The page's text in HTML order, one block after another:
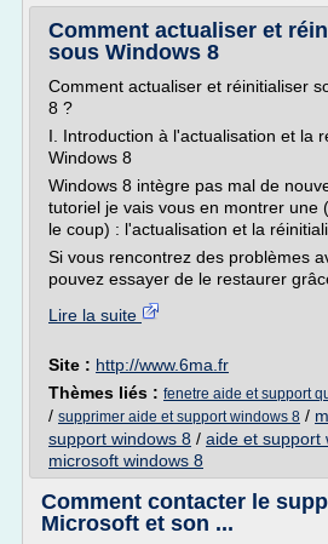
Comment actualiser et
sous Windows 8
Comment actualiser et réinitialiser
8 ?
I. Introduction à l'actualisation et la
Windows 8
Windows 8 intègre pas mal de
tutoriel je vais vous en montrer une
le coup) : l'actualisation et la
Si vous rencontrez des problèmes
pouvez essayer de le restaurer
Lire la suite
Site : http://www.6ma.fr
Thèmes liés : fenetre aide et support
/ supprimer aide et support windows 8 /
support windows 8 / aide et support
microsoft windows 8
Comment contacter le
Microsoft et son ...